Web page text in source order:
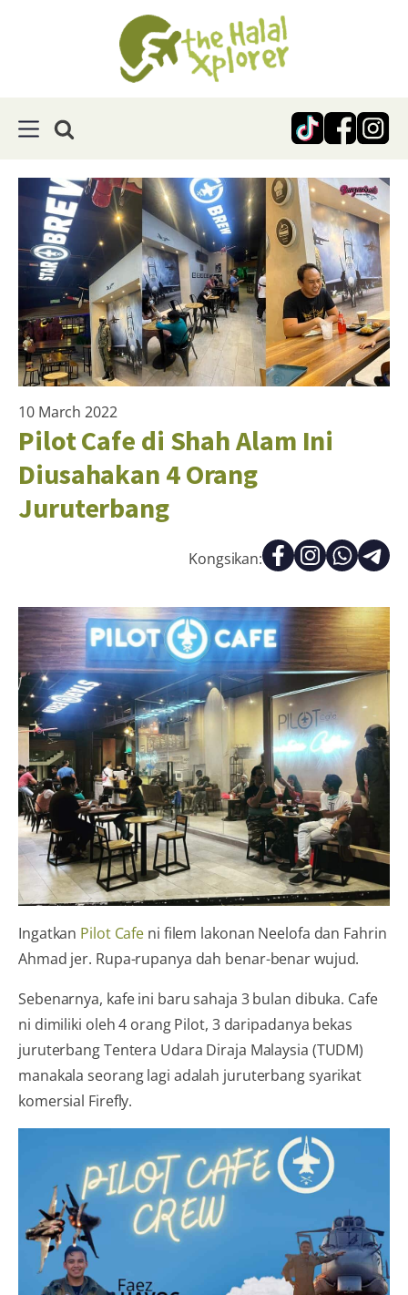
10 March 2022
Pilot Cafe di Shah Alam Ini
Diusahakan 4 Orang
Juruterbang
Kongsikan:
Ingatkan Pilot Cafe ni filem lakonan Neelofa dan Fahrin
Ahmad jer. Rupa-rupanya dah benar-benar wujud.
Sebenarnya, kafe ini baru sahaja 3 bulan dibuka. Cafe
ni dimiliki oleh 4 orang Pilot, 3 daripadanya bekas
juruterbang Tentera Udara Diraja Malaysia (TUDM)
manakala seorang lagi adalah juruterbang syarikat
komersial Firefly.